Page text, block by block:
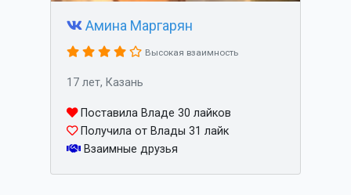
Амина Маргарян
Высокая взаимность
17 лет, Казань
Поставила Владе 30 лайков
Получила от Влады 31 лайк
Взаимные друзья